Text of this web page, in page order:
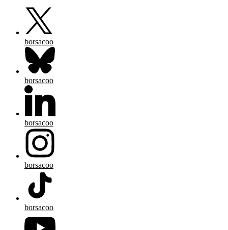
borsacoo
borsacoo
borsacoo
borsacoo
borsacoo